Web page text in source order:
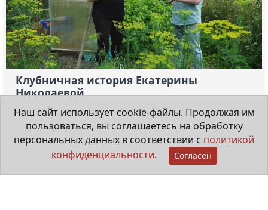
Клубничная история Екатерины
Николаевой
28 июля 2026
Наш сайт использует cookie-файлы. Продолжая им
пользоваться, вы соглашаетесь на обработку
персональных данных в соответствии с политикой
конфиденциальности. Согласен